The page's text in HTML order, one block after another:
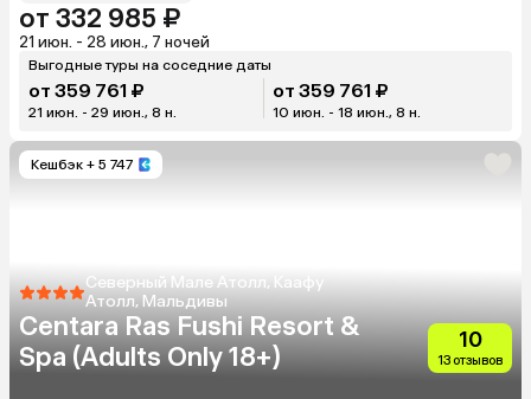
от 332 985 ₽
21 июн. - 28 июн., 7 ночей
Выгодные туры на соседние даты
от 359 761 ₽
21 июн. - 29 июн., 8 н.
от 359 761 ₽
10 июн. - 18 июн., 8 н.
Кешбэк + 5 747
Северный Мале Атолл, Каафу
Атолл, Мальдивы
Centara Ras Fushi Resort &
Spa (Adults Only 18+)
10
13 отзывов